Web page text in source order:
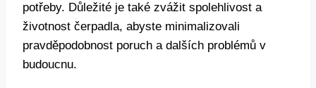
potřeby. Důležité je také zvážit spolehlivost a
životnost čerpadla, abyste minimalizovali
pravděpodobnost poruch a dalších problémů v
budoucnu.